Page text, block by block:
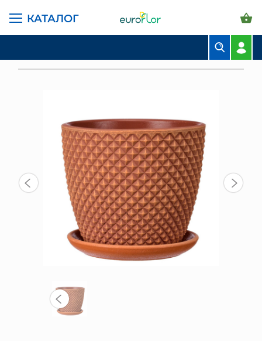
КАТАЛОГ
СВАДЕБНАЯ ФЛОРИСТИКА
КОМНАТНЫЕ РАСТЕНИЯ
ГОРШКИ И КАШПО
ГРУНТЫ И УДОБРЕНИЯ
ПРЕДМЕТЫ ИНТЕРЬЕРА
ВАЗЫ
ГЛАВНАЯ СТРАНИЦА КАТАЛОГ
ГОРШКИ И КАШПО